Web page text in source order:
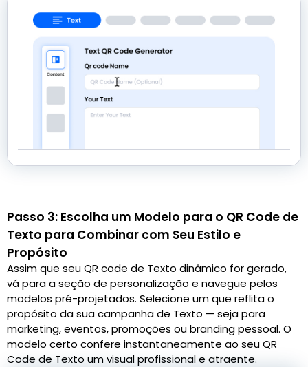
Passo 3: Escolha um Modelo para o QR Code de
Texto para Combinar com Seu Estilo e
Propósito
Assim que seu QR code de Texto dinâmico for gerado,
vá para a seção de personalização e navegue pelos
modelos pré-projetados. Selecione um que reflita o
propósito da sua campanha de Texto — seja para
marketing, eventos, promoções ou branding pessoal. O
modelo certo confere instantaneamente ao seu QR
Code de Texto um visual profissional e atraente.